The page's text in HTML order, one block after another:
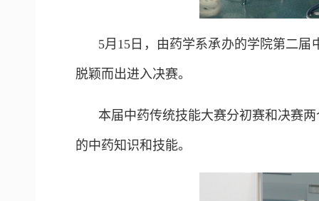
5月15日，由药学系承办的学院第二
脱颖而出进入决赛。
本届中药传统技能大赛分初赛和决赛
的中药知识和技能。